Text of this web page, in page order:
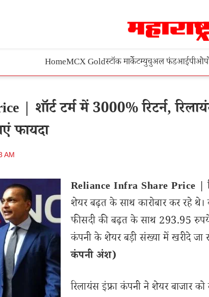
HomeMCX Goldस्टॉक मार्केटम्युचुअल फंडआईपीओ
| शॉर्ट टर्म में 3000% रिटर्न,
फायदा
AM
Reliance Infra Share Price |
शेयर बढ़त के साथ कारोबार कर रहे
फीसदी की बढ़त के साथ 293.95
कंपनी के शेयर बड़ी संख्या में खरीदे जा
कंपनी अंश)
रिलायंस इंफ्रा कंपनी ने शेयर बाजार